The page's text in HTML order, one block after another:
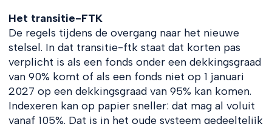
Het transitie-FTK
De regels tijdens de overgang naar het nieuwe
stelsel. In dat transitie-ftk staat dat korten pas
verplicht is als een fonds onder een dekkingsgraad
van 90% komt of als een fonds niet op 1 januari
2027 op een dekkingsgraad van 95% kan komen.
Indexeren kan op papier sneller: dat mag al voluit
vanaf 105%. Dat is in het oude systeem gedeeltelijk